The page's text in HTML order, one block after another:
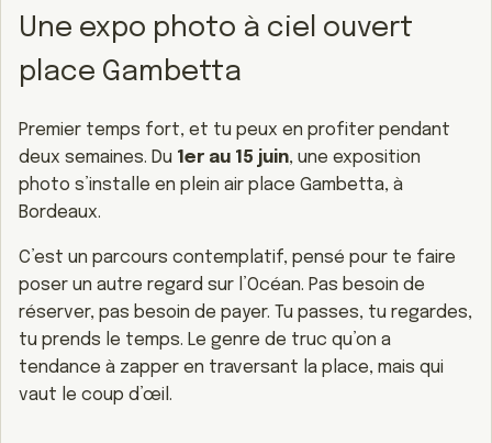
Une expo photo à ciel ouvert
place Gambetta
Premier temps fort, et tu peux en profiter pendant
deux semaines. Du 1er au 15 juin, une exposition
photo s’installe en plein air place Gambetta, à
Bordeaux.
C’est un parcours contemplatif, pensé pour te faire
poser un autre regard sur l’Océan. Pas besoin de
réserver, pas besoin de payer. Tu passes, tu regardes,
tu prends le temps. Le genre de truc qu’on a
tendance à zapper en traversant la place, mais qui
vaut le coup d’œil.